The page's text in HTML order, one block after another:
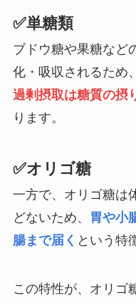
✅単糖類
ブドウ糖や果糖など
化・吸収されるため、
過剰摂取は糖質の摂
ります。
✅オリゴ糖
一方で、オリゴ糖は
どないため、
胃や小
腸まで届く という特
この特性が、オリゴ